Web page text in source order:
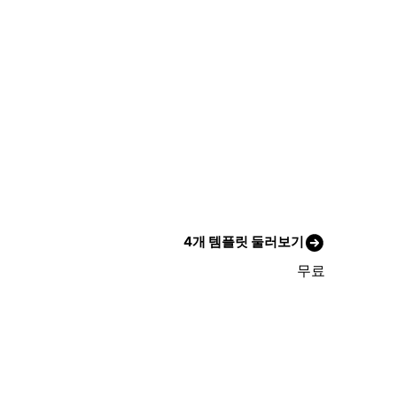
4개 템플릿 둘러보기
무료